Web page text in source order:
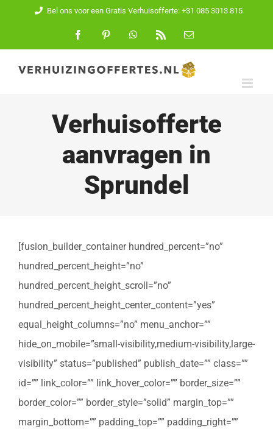
inhoud
Bel ons voor een Gratis Verhuisofferte: +31 085 3013 815
FacebookPinterest WhatsApp
E-
Verhuisofferte
aanvragen in
Sprundel
[fusion_builder_container hundred_percent=”no”
hundred_percent_height=”no”
hundred_percent_height_scroll=”no”
hundred_percent_height_center_content=”yes”
equal_height_columns=”no” menu_anchor=””
hide_on_mobile=”small-visibility,medium-visibility,large-
visibility” status=”published” publish_date=”” class=””
id=”” link_color=”” link_hover_color=”” border_size=””
border_color=”” border_style=”solid” margin_top=””
margin_bottom=”” padding_top=”” padding_right=””